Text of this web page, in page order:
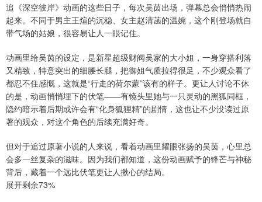
追《深空彼岸》动画的这些日子，每次吴茵出场，弹幕总会悄悄热闹
起来。不同于男主王煊的沉稳、女主赵清菡的温婉，这个刚登场就自
带气场的姑娘，很容易让人一眼记住。
动画里给吴茵的设定，是新星超级财阀吴家的大小姐，一身穿搭利落
又精致，特意突出的细腰长腿，把御姐气质拉得很足，不少观众看了
都忍不住感慨，这就是“行走的荷尔蒙”该有的样子。更让人讨论不休
的是，动画悄悄埋下的伏笔——有镜头里她与一只灵动的黑狐同框，
隐约暗示着后期或许会有“化身狐狸精”的剧情，这也让不少没读过原
著的观众，对这个角色的后续充满好奇。
但对于追过原著小说的人来说，看着动画里耀眼张扬的吴茵，心里总
会多一丝复杂的滋味。因为我们都知道，这份动画赋予的锋芒与神秘
背后，藏着一个远比伏笔更让人揪心的结局。
展开剩余73%